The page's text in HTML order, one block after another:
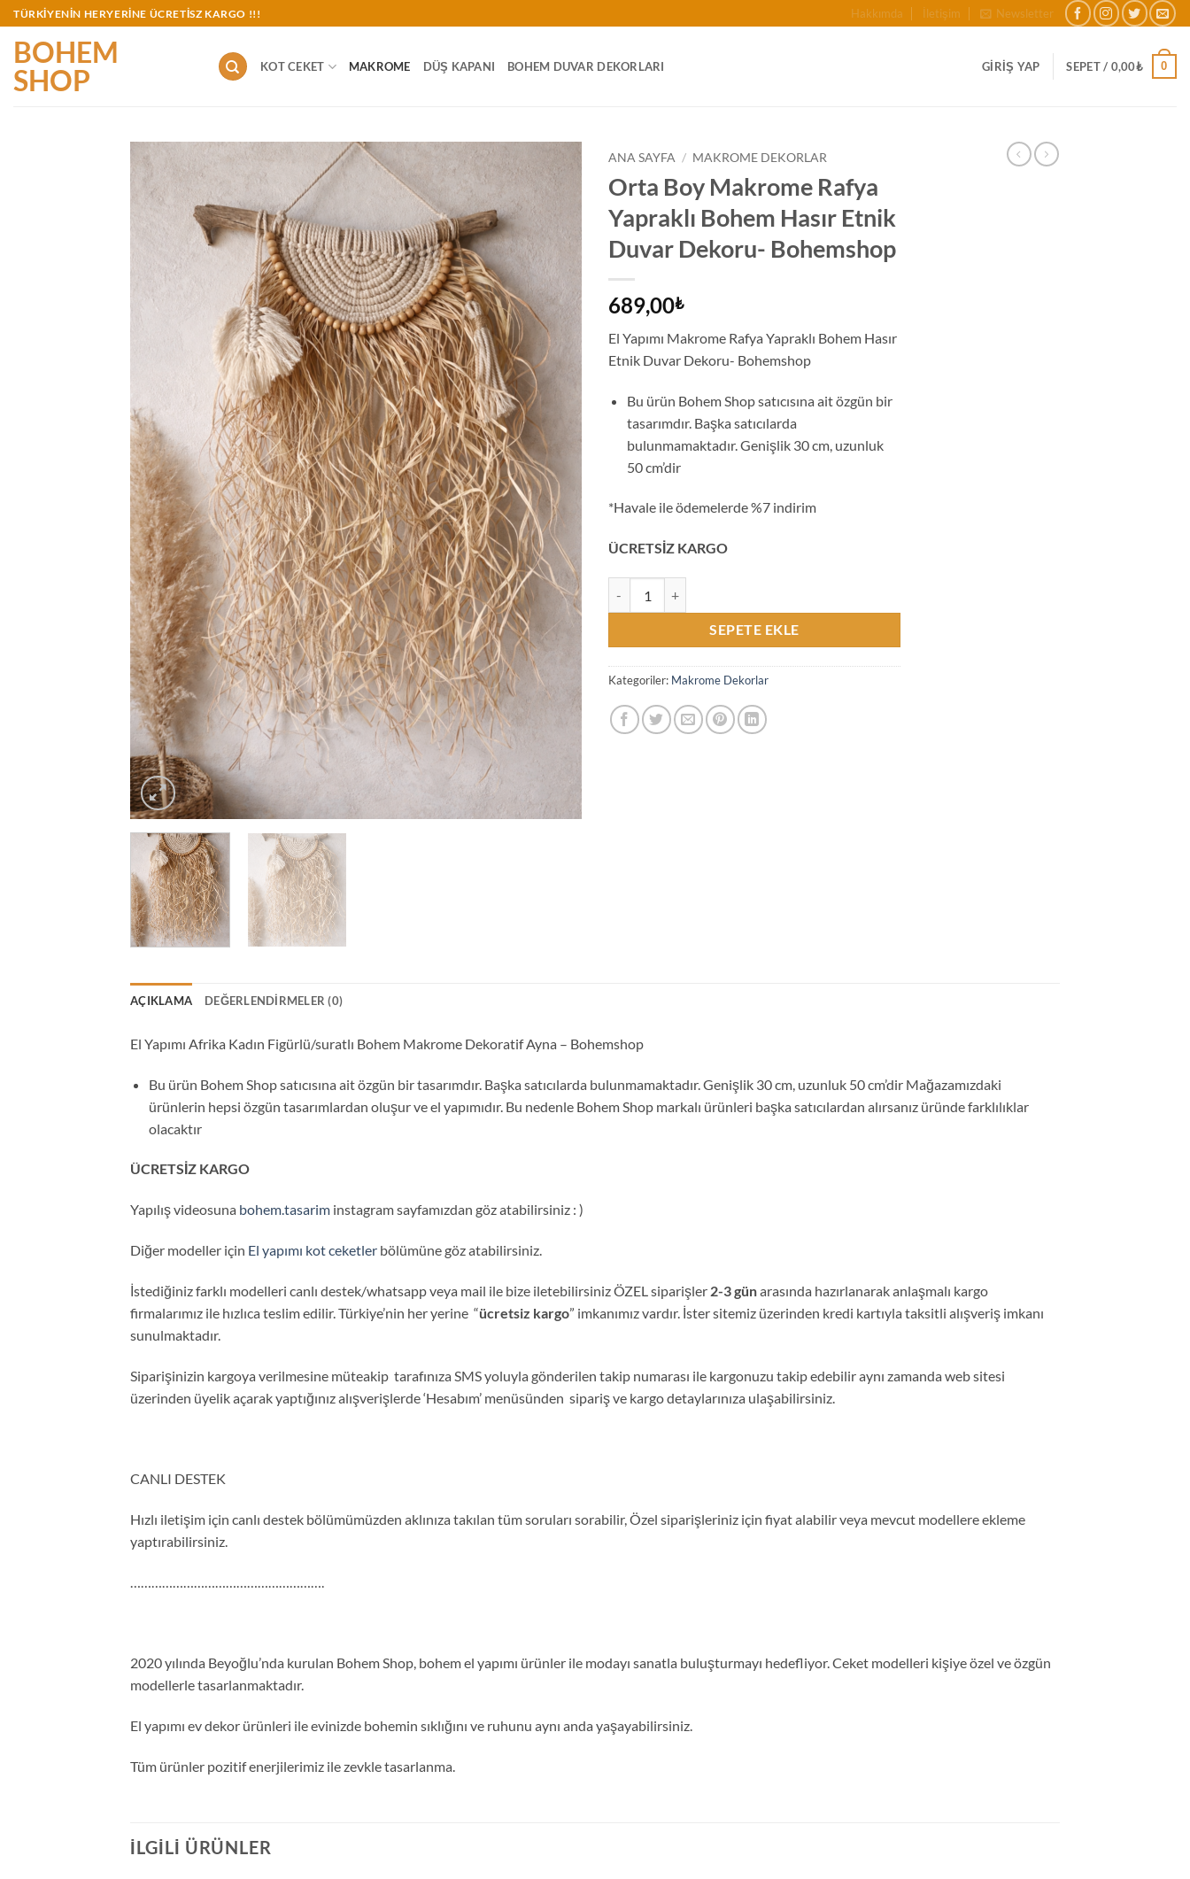
İçeriğe
atla
TÜRKİYENİN HERYERİNE ÜCRETİSZ KARGO !!! Hakkımda İletişim Newsletter
BOHEM
SHOP
KOT CEKET MAKROME DÜŞ KAPANI BOHEM DUVAR DEKORLARI GIRIŞ YAP SEPET / 0,00₺ 0
ANA SAYFA / MAKROME DEKORLAR
Orta Boy Makrome Rafya
Yapraklı Bohem Hasır Etnik
Duvar Dekoru- Bohemshop
689,00₺
El Yapımı Makrome Rafya Yapraklı Bohem Hasır
Etnik Duvar Dekoru- Bohemshop
Bu ürün Bohem Shop satıcısına ait özgün bir
tasarımdır. Başka satıcılarda
bulunmamaktadır. Genişlik 30 cm, uzunluk
50 cm’dir
*Havale ile ödemelerde %7 indirim
ÜCRETSİZ KARGO
SEPETE EKLE
Kategoriler: Makrome Dekorlar
AÇIKLAMA DEĞERLENDIRMELER (0)
El Yapımı Afrika Kadın Figürlü/suratlı Bohem Makrome Dekoratif Ayna – Bohemshop
Bu ürün Bohem Shop satıcısına ait özgün bir tasarımdır. Başka satıcılarda bulunmamaktadır. Genişlik 30 cm, uzunluk 50 cm’dir Mağazamızdaki
ürünlerin hepsi özgün tasarımlardan oluşur ve el yapımıdır. Bu nedenle Bohem Shop markalı ürünleri başka satıcılardan alırsanız üründe farklılıklar
olacaktır
ÜCRETSİZ KARGO
Yapılış videosuna bohem.tasarim instagram sayfamızdan göz atabilirsiniz : )
Diğer modeller için El yapımı kot ceketler bölümüne göz atabilirsiniz.
İstediğiniz farklı modelleri canlı destek/whatsapp veya mail ile bize iletebilirsiniz ÖZEL siparişler 2-3 günarasında hazırlanarak anlaşmalı kargo
firmalarımız ile hızlıca teslim edilir. Türkiye’nin her yerine “ücretsiz kargo” imkanımız vardır. İster sitemiz üzerinden kredi kartıyla taksitli alışveriş imkanı
sunulmaktadır.
Siparişinizin kargoya verilmesine müteakip tarafınıza SMS yoluyla gönderilen takip numarası ile kargonuzu takip edebilir aynı zamanda web sitesi
üzerinden üyelik açarak yaptığınız alışverişlerde ‘Hesabım’ menüsünden sipariş ve kargo detaylarınıza ulaşabilirsiniz.
CANLI DESTEK
Hızlı iletişim için canlı destek bölümümüzden aklınıza takılan tüm soruları sorabilir, Özel siparişleriniz için fiyat alabilir veya mevcut modellere ekleme
yaptırabilirsiniz.
……………………………………………….
2020 yılında Beyoğlu’nda kurulan Bohem Shop, bohem el yapımı ürünler ile modayı sanatla buluşturmayı hedefliyor. Ceket modelleri kişiye özel ve özgün
modellerle tasarlanmaktadır.
El yapımı ev dekor ürünleri ile evinizde bohemin sıklığını ve ruhunu aynı anda yaşayabilirsiniz.
Tüm ürünler pozitif enerjilerimiz ile zevkle tasarlanma.
İLGILI ÜRÜNLER